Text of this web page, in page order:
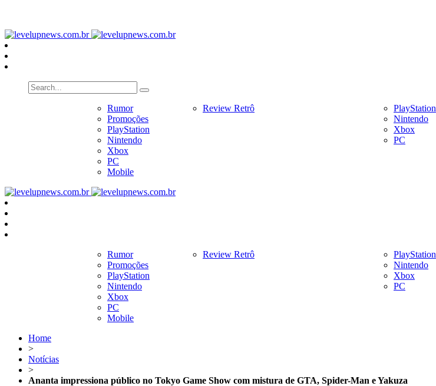
Rumor
Promoções
PlayStation
Nintendo
Xbox
PC
Mobile
Review Retrô
PlayStation
Nintendo
Xbox
PC
Rumor
Promoções
PlayStation
Nintendo
Xbox
PC
Mobile
Review Retrô
PlayStation
Nintendo
Xbox
PC
Home
>
Notícias
>
Ananta impressiona público no Tokyo Game Show com mistura de GTA, Spider-Man e Yakuza